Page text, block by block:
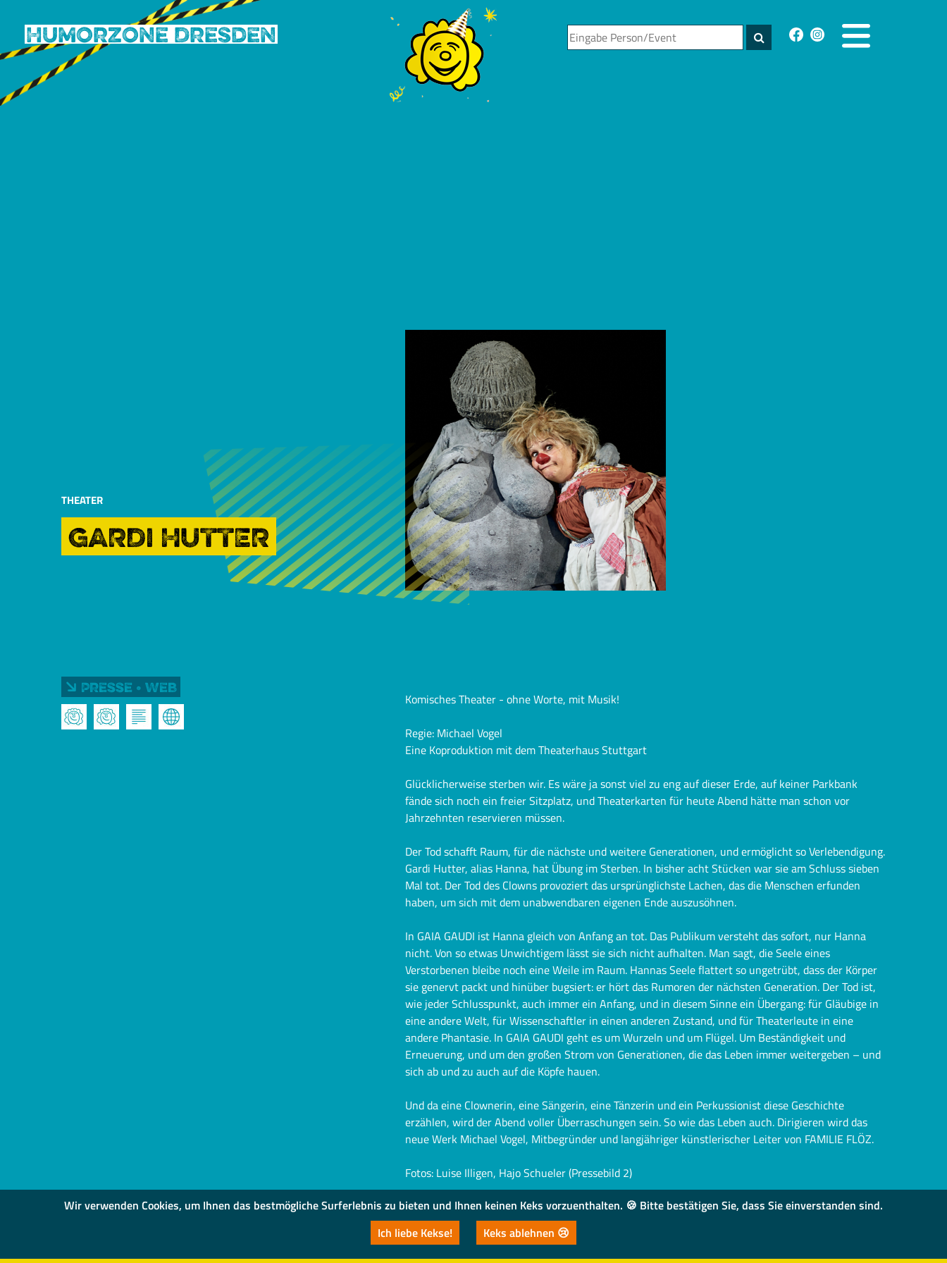
Humorzone Dresden
Wir verwenden Cookies, um Ihnen das bestmögliche Surferlebnis zu bieten und Ihnen keinen Keks vorzuenthalten. 🍪 Bitte bestätigen Sie, dass Sie einverstanden sind.
Ich liebe Kekse!
Keks ablehnen 😢
THEATER
GARDI HUTTER
Presse • Web
Komisches Theater - ohne Worte, mit Musik!
Regie: Michael Vogel
Eine Koproduktion mit dem Theaterhaus Stuttgart
Glücklicherweise sterben wir. Es wäre ja sonst viel zu eng auf dieser Erde, auf keiner Parkbank
fände sich noch ein freier Sitzplatz, und Theaterkarten für heute Abend hätte man schon vor
Jahrzehnten reservieren müssen.
Der Tod schafft Raum, für die nächste und weitere Generationen, und ermöglicht so Verlebendigung.
Gardi Hutter, alias Hanna, hat Übung im Sterben. In bisher acht Stücken war sie am Schluss sieben
Mal tot. Der Tod des Clowns provoziert das ursprünglichste Lachen, das die Menschen erfunden
haben, um sich mit dem unabwendbaren eigenen Ende auszusöhnen.
In GAIA GAUDI ist Hanna gleich von Anfang an tot. Das Publikum versteht das sofort, nur Hanna
nicht. Von so etwas Unwichtigem lässt sie sich nicht aufhalten. Man sagt, die Seele eines
Verstorbenen bleibe noch eine Weile im Raum. Hannas Seele flattert so ungetrübt, dass der Körper
sie genervt packt und hinüber bugsiert: er hört das Rumoren der nächsten Generation. Der Tod ist,
wie jeder Schlusspunkt, auch immer ein Anfang, und in diesem Sinne ein Übergang: für Gläubige in
eine andere Welt, für Wissenschaftler in einen anderen Zustand, und für Theaterleute in eine
andere Phantasie. In GAIA GAUDI geht es um Wurzeln und um Flügel. Um Beständigkeit und
Erneuerung, und um den großen Strom von Generationen, die das Leben immer weitergeben – und
sich ab und zu auch auf die Köpfe hauen.
Und da eine Clownerin, eine Sängerin, eine Tänzerin und ein Perkussionist diese Geschichte
erzählen, wird der Abend voller Überraschungen sein. So wie das Leben auch. Dirigieren wird das
neue Werk Michael Vogel, Mitbegründer und langjähriger künstlerischer Leiter von FAMILIE FLÖZ.
Fotos: Luise Illigen, Hajo Schueler (Pressebild 2)